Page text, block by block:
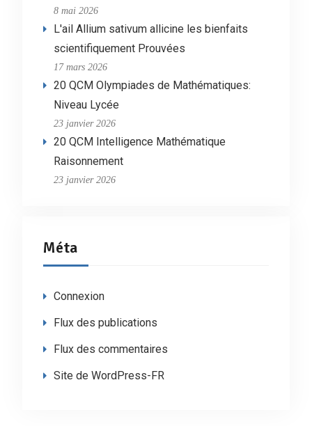
8 mai 2026
L'ail Allium sativum allicine les bienfaits
scientifiquement Prouvées
17 mars 2026
20 QCM Olympiades de Mathématiques:
Niveau Lycée
23 janvier 2026
20 QCM Intelligence Mathématique
Raisonnement
23 janvier 2026
Méta
Connexion
Flux des publications
Flux des commentaires
Site de WordPress-FR